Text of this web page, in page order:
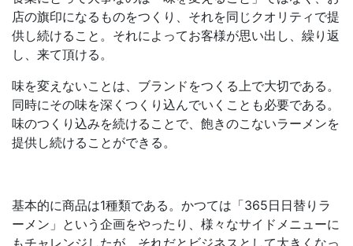
店の旗印になるものをつくり、それを同じクオリティで提
供し続けること。それによってお客様が思い出し、繰り返
し、来て頂ける。
味を変えないことは、ブランドをつくる上で大切である。
同時にその味を深くつくり込んでいくことも必要である。
味のつくり込みを続けることで、飽きのこないラーメンを
提供し続けることができる。
基本的に商品は1種類である。かつては「365日日替りラ
ーメン」という企画をやったり、様々なサイドメニューに